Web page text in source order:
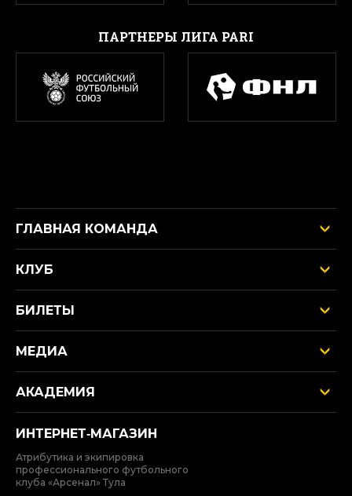
ПАРТНЕРЫ ЛИГА PARI
ГЛАВНАЯ КОМАНДА
КЛУБ
БИЛЕТЫ
МЕДИА
АКАДЕМИЯ
ИНТЕРНЕТ‑МАГАЗИН
Атрибутика и экипировка
профессионального футбольного
клуба «Арсенал» Тула